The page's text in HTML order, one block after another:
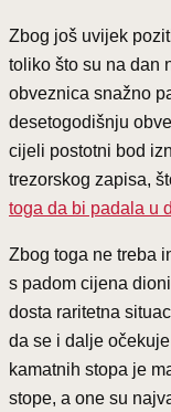
Zbog još uvijek
toliko što su na dan
obveznica snažno
desetogodišnju
cijeli postotni bod
trezorskog zapisa,
toga da bi padala u
Zbog toga ne treba
s padom cijena
dosta raritetna
da se i dalje
kamatnih stopa je
stope, a one su